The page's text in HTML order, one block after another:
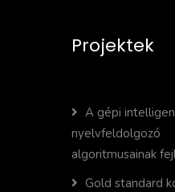
Projektek
A gépi
nyelvfeldolgozó
algoritmusainak
Gold standard